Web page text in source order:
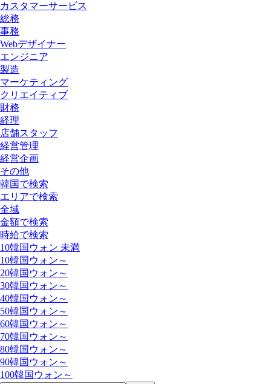
カスタマーサービス
総務
事務
Webデザイナー
エンジニア
製造
マーケティング
クリエイティブ
財務
経理
店舗スタッフ
経営管理
経営企画
その他
韓国で検索
エリアで検索
全域
金額で検索
時給で検索
10韓国ウォン 未満
10韓国ウォン～
20韓国ウォン～
30韓国ウォン～
40韓国ウォン～
50韓国ウォン～
60韓国ウォン～
70韓国ウォン～
80韓国ウォン～
90韓国ウォン～
100韓国ウォン～